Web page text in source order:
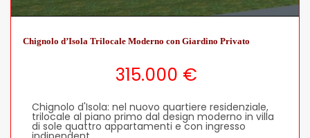
Chignolo d’Isola Trilocale Moderno con Giardino Privato
315.000 €
Chignolo d'Isola: nel nuovo quartiere residenziale,
trilocale al piano primo dal design moderno in villa
di sole quattro appartamenti e con ingresso